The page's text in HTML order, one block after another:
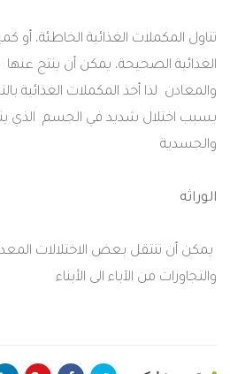
تناول المكملات الغذائية الخاطئة، أو
الغذائية الصحيحة، يمكن أن ينتج عنها
والمعادن لذا أخذ المكملات الغذائية
يسبب اختلال شديد في الجسم الذي
والجسدية
الوراثه
يمكن أن تنتقل بعض الاختلالات
والتجاوزات من الآباء الى الأبناء